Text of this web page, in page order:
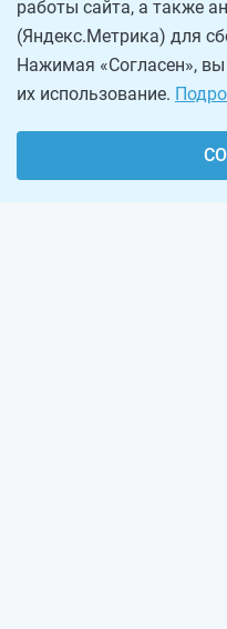
работы сайта, а также
(Яндекс.Метрика) для
Нажимая «Согласен», вы
их использование.